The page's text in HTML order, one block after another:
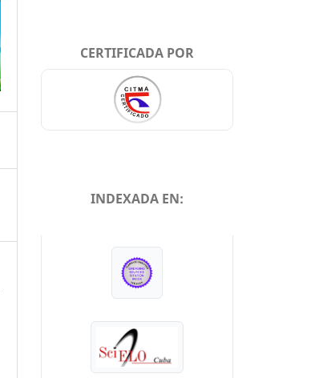
CERTIFICADA POR
INDEXADA EN: